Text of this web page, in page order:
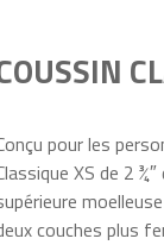
pour les
XS de 2
couches plus